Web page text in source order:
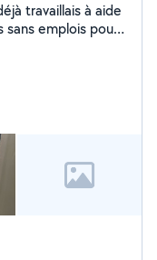
travaillais à aide
emplois pour